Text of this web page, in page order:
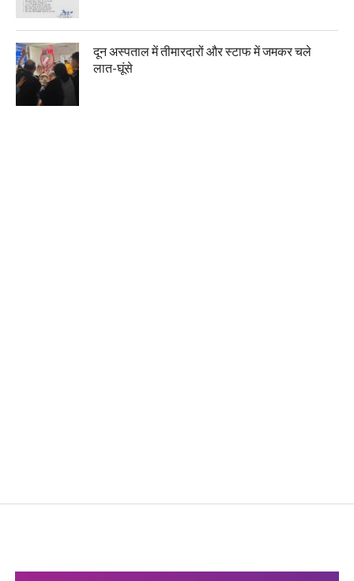
दून अस्पताल में तीमारदारों और स्टाफ में जमकर चले
लात-घूंसे